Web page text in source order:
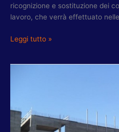
ricognizione e sostituzione dei
lavoro, che verrà effettuato
Leggi tutto »
RISOLUZIONE
PER